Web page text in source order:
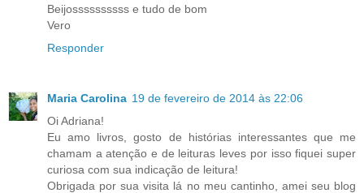
Beijossssssssss e tudo de bom
Vero
Responder
Maria Carolina 19 de fevereiro de 2014 às 22:06
Oi Adriana!
Eu amo livros, gosto de histórias interessantes que me
chamam a atenção e de leituras leves por isso fiquei super
curiosa com sua indicação de leitura!
Obrigada por sua visita lá no meu cantinho, amei seu blog